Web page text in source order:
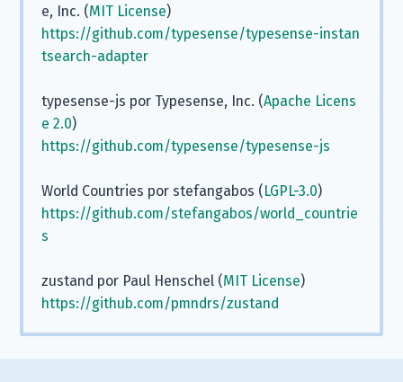
e, Inc. (MIT License)
https://github.com/typesense/typesense-instan
tsearch-adapter
typesense-js por Typesense, Inc. (Apache Licens
e 2.0)
https://github.com/typesense/typesense-js
World Countries por stefangabos (LGPL-3.0)
https://github.com/stefangabos/world_countrie
s
zustand por Paul Henschel (MIT License)
https://github.com/pmndrs/zustand